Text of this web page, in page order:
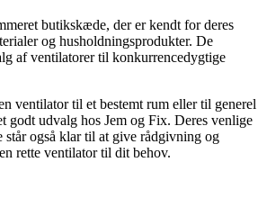
butikskæde, der er kendt for deres
og husholdningsprodukter. De
af ventilatorer til konkurrencedygtige
ventilator til et bestemt rum eller til generel
godt udvalg hos Jem og Fix. Deres venlige
står også klar til at give rådgivning og
rette ventilator til dit behov.